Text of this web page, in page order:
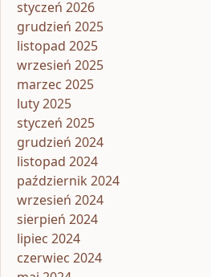
styczeń 2026
grudzień 2025
listopad 2025
wrzesień 2025
marzec 2025
luty 2025
styczeń 2025
grudzień 2024
listopad 2024
październik 2024
wrzesień 2024
sierpień 2024
lipiec 2024
czerwiec 2024